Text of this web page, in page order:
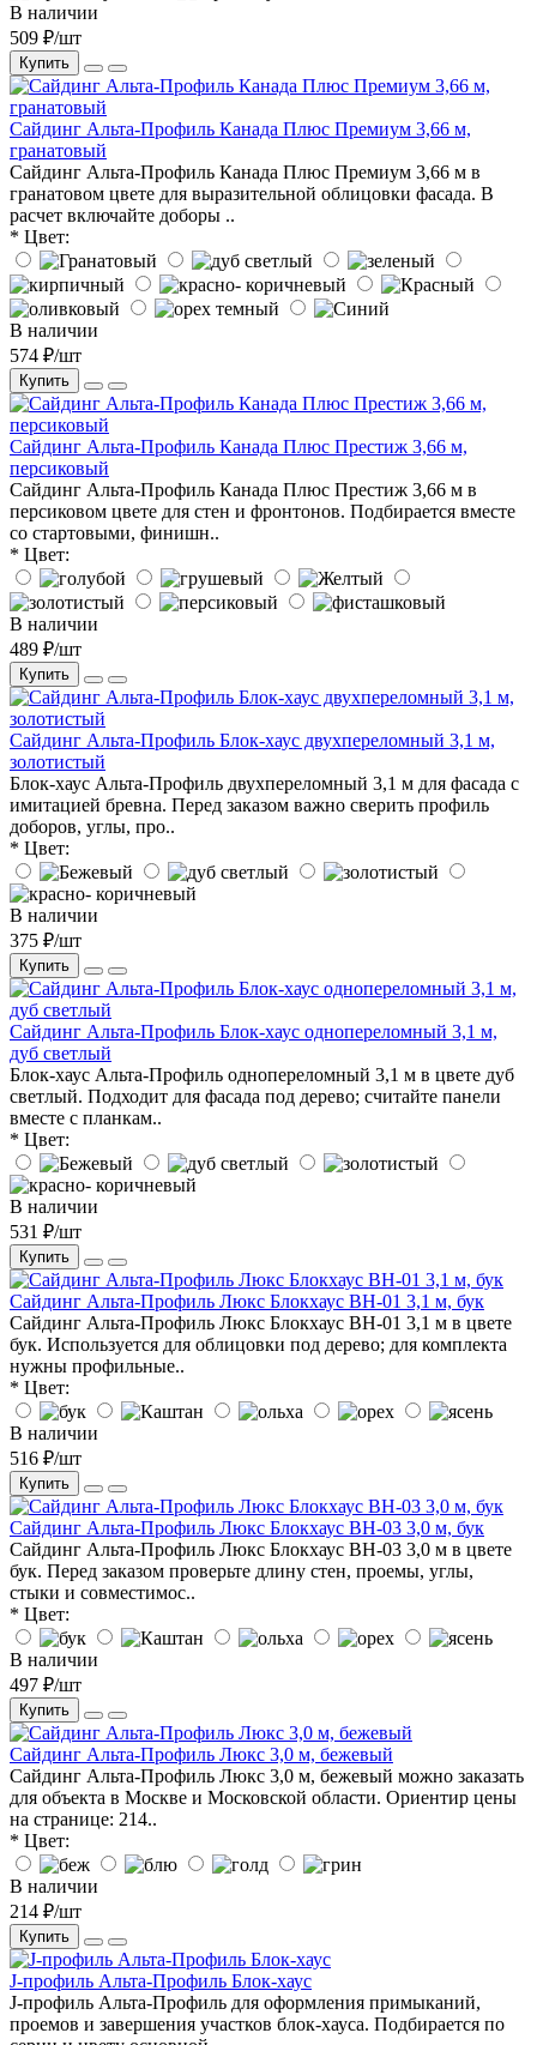
В наличии
509 ₽/шт
Купить
Сайдинг Альта-Профиль Канада Плюс Премиум 3,66 м,
гранатовый
Сайдинг Альта-Профиль Канада Плюс Премиум 3,66 м в
гранатовом цвете для выразительной облицовки фасада. В
расчет включайте доборы ..
* Цвет:
В наличии
574 ₽/шт
Купить
Сайдинг Альта-Профиль Канада Плюс Престиж 3,66 м,
персиковый
Сайдинг Альта-Профиль Канада Плюс Престиж 3,66 м в
персиковом цвете для стен и фронтонов. Подбирается вместе
со стартовыми, финишн..
* Цвет:
В наличии
489 ₽/шт
Купить
Сайдинг Альта-Профиль Блок-хаус двухпереломный 3,1 м,
золотистый
Блок-хаус Альта-Профиль двухпереломный 3,1 м для фасада с
имитацией бревна. Перед заказом важно сверить профиль
доборов, углы, про..
* Цвет:
В наличии
375 ₽/шт
Купить
Сайдинг Альта-Профиль Блок-хаус однопереломный 3,1 м,
дуб светлый
Блок-хаус Альта-Профиль однопереломный 3,1 м в цвете дуб
светлый. Подходит для фасада под дерево; считайте панели
вместе с планкам..
* Цвет:
В наличии
531 ₽/шт
Купить
Сайдинг Альта-Профиль Люкс Блокхаус BH-01 3,1 м, бук
Сайдинг Альта-Профиль Люкс Блокхаус BH-01 3,1 м в цвете
бук. Используется для облицовки под дерево; для комплекта
нужны профильные..
* Цвет:
В наличии
516 ₽/шт
Купить
Сайдинг Альта-Профиль Люкс Блокхаус BH-03 3,0 м, бук
Сайдинг Альта-Профиль Люкс Блокхаус BH-03 3,0 м в цвете
бук. Перед заказом проверьте длину стен, проемы, углы,
стыки и совместимос..
* Цвет:
В наличии
497 ₽/шт
Купить
Сайдинг Альта-Профиль Люкс 3,0 м, бежевый
Сайдинг Альта-Профиль Люкс 3,0 м, бежевый можно заказать
для объекта в Москве и Московской области. Ориентир цены
на странице: 214..
* Цвет:
В наличии
214 ₽/шт
Купить
J-профиль Альта-Профиль Блок-хаус
J-профиль Альта-Профиль для оформления примыканий,
проемов и завершения участков блок-хауса. Подбирается по